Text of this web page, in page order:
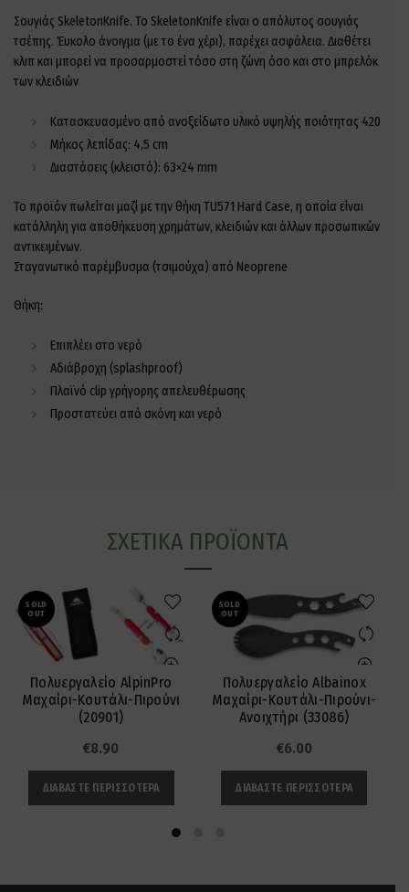
Σουγιάς SkeletonKnife. Το SkeletonKnife είναι ο απόλυτος σουγιάς
τσέπης. Έυκολο άνοιγμα (με το ένα χέρι), παρέχει ασφάλεια. Διαθέτει
κλιπ και μπορεί να προσαρμοστεί τόσο στη ζώνη όσο και στο μπρελόκ
των κλειδιών
Κατασκευασμένο από ανοξείδωτο υλικό υψηλής ποιότητας 420
Μήκος λεπίδας: 4,5 cm
Διαστάσεις (κλειστό): 63×24 mm
Το προϊόν πωλείται μαζί με την θήκη TU571 Hard Case, η οποία είναι
κατάλληλη για αποθήκευση χρημάτων, κλειδιών και άλλων προσωπικών
αντικειμένων.
Σταγανωτικό παρέμβυσμα (τσιμούχα) από Neoprene
Θήκη:
Επιπλέει στο νερό
Αδιάβροχη (splashproof)
Πλαϊνό clip γρήγορης απελευθέρωσης
Προστατεύει από σκόνη και νερό
ΣΧΕΤΙΚΆ ΠΡΟΪΌΝΤΑ
SOLD
OUT
Πολυεργαλείο AlpinPro
Μαχαίρι-Κουτάλι-Πιρούνι
(20901)
€8.90
ΔΙΑΒΆΣΤΕ ΠΕΡΙΣΣΌΤΕΡΑ
SOLD
OUT
Πολυεργαλείο Albainox
Μαχαίρι-Κουτάλι-Πιρούνι-
Ανοιχτήρι (33086)
€6.00
ΔΙΑΒΆΣΤΕ ΠΕΡΙΣΣΌΤΕΡΑ